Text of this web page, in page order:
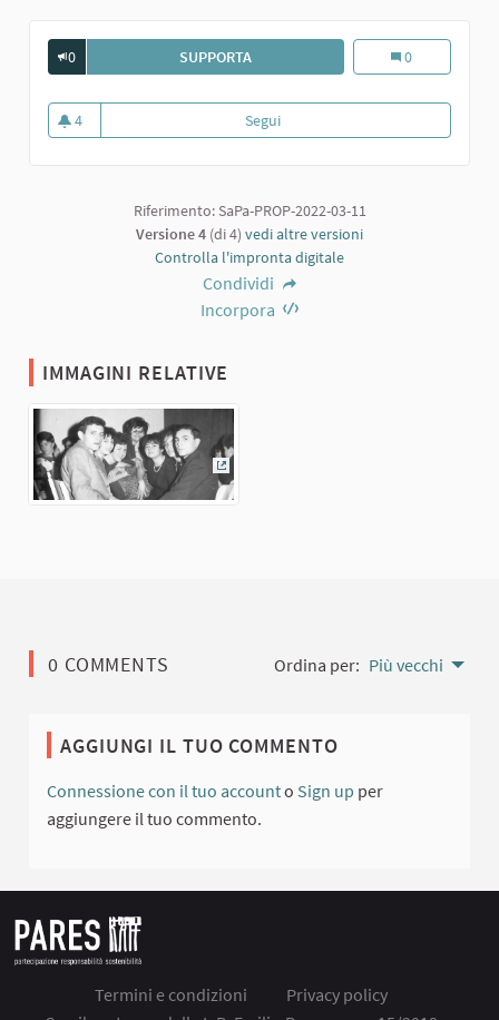
0 SUPPORTABULLI E PUPE DI SARMATO. ANNI '60
Bulli e pupe di
0
4
4 sostenitori
Segui
Riferimento: SaPa-PROP-2022-03-11
Versione 4 (di 4) vedi altre versioni
Controlla l'impronta digitale
Condividi
Incorpora
IMMAGINI RELATIVE
(Collegamento esterno)
0 COMMENTS Ordina per: Più vecchi
AGGIUNGI IL TUO COMMENTO
Connessione con il tuo accounto Sign up per
aggiungere il tuo commento.
Termini e condizioni
Privacy policy